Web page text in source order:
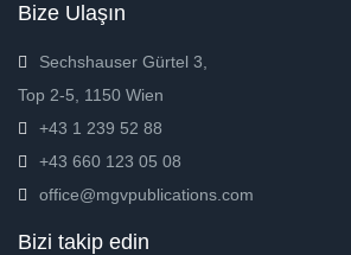
Bize Ulaşın
Sechshauser Gürtel 3,
Top 2-5, 1150 Wien
+43 1 239 52 88
+43 660 123 05 08
office@mgvpublications.com
Bizi takip edin